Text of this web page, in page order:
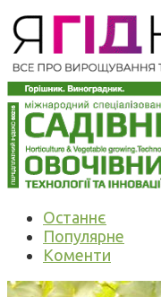
Останнє
Популярне
Коменти